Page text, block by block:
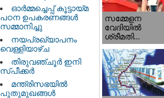
ഓർമ്മച്ചെപ്പ് കൂട്ടായ്മ
പഠന ഉപകരണങ്ങൾ
സമ്മാനിച്ചു
നയപ്രഖ്യാപനം
വെള്ളിയാഴ്ച
തിരുവഞ്ചൂർ ഇനി
സ്പീക്കർ
മന്ത്രിസഭയിൽ
പുതുമുഖങ്ങൾ
സമ്മേളന
വേദിയില്‍
ശ്രീമതി...